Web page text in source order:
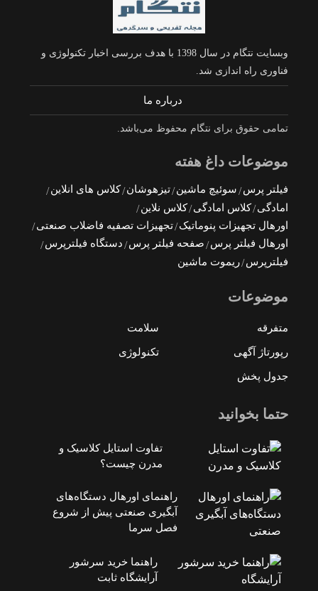
وبسایت نتگام در سال 1398 با هدف بررسی اخبار تکنولوژی و
فناوری راه اندازی شد.
درباره ما
تمامی حقوق برای نتگام محفوظ می‌باشد.
موضوعات داغ هفته
فیلتر پرس سوئیچ ماشین تیزهوشان کلاس های انلاین
امادگی کلاس امادگی کلاس نلاین
اورهال تجهیزات پنوماتیک تجهیزات تصفیه فاضلاب صنعتی
اورهال فیلتر پرس
صفحه فیلتر پرس
دستگاه فیلترپرس
فیلترپرس ریموت ماشین
موضوعات
متفرقه سلامت
رپورتاژ آگهی تکنولوژی
جدول پخش
حتما بخوانید
تفاوت استایل کلاسیک و
مدرن چیست؟
راهنمای اورهال دستگاه‌های
آبگیری صنعتی پیش از شروع
فصل سرما
راهنما خرید سرشور
آرایشگاه ثابت